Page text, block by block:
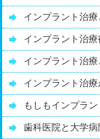
インプラント治
インプラント治
インプラント治
インプラント治
もしもインプラ
歯科医院と大学